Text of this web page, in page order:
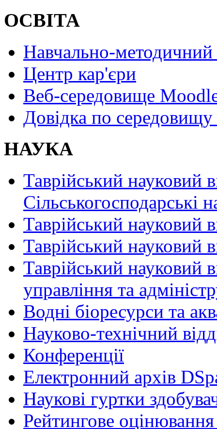
ОСВІТА
Навчально-методичний
Центр кар'єри
Веб-середовище
Довідка по
НАУКА
Таврійський науковий
Сільськогосподарські
Таврійський науковий
Таврійський науковий
Таврійський науковий
управління та
Водні біоресурси та
Науково-технічний
Конференції
Електронний архів
Наукові гуртки
Рейтингове оцінювання